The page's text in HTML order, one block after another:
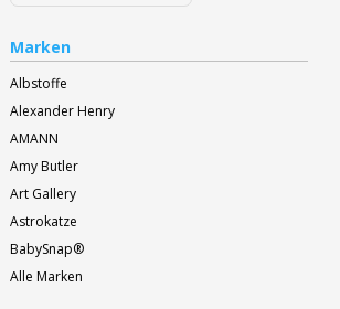
Marken
Albstoffe
Alexander Henry
AMANN
Amy Butler
Art Gallery
Astrokatze
BabySnap®
Alle Marken